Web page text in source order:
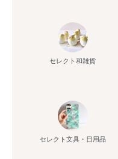
セレクト和雑貨
セレクト文具・日用品